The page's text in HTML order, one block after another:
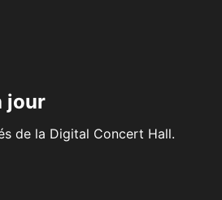
jour
de la Digital Concert Hall.